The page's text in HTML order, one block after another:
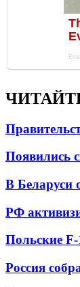
Появились
В Беларуси
РФ
Польские
Россия